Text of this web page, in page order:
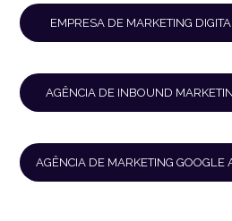
EMPRESA DE MARKETING
AGÊNCIA DE INBOUND
AGÊNCIA DE MARKETING GOOGLE